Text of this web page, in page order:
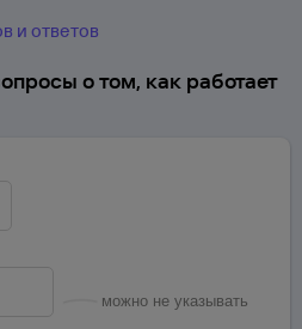
и ответов
о том, как работает
можно не указывать